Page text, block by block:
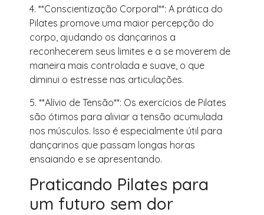
4. **Conscientização Corporal**: A prática do
Pilates promove uma maior percepção do
corpo, ajudando os dançarinos a
reconhecerem seus limites e a se moverem de
maneira mais controlada e suave, o que
diminui o estresse nas articulações.
5. **Alívio de Tensão**: Os exercícios de Pilates
são ótimos para aliviar a tensão acumulada
nos músculos. Isso é especialmente útil para
dançarinos que passam longas horas
ensaiando e se apresentando.
Praticando Pilates para
um futuro sem dor